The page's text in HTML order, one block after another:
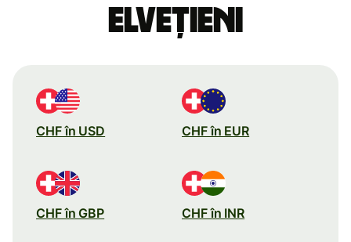
elvețieni
CHF în USD CHF în EUR
CHF în GBP CHF în INR